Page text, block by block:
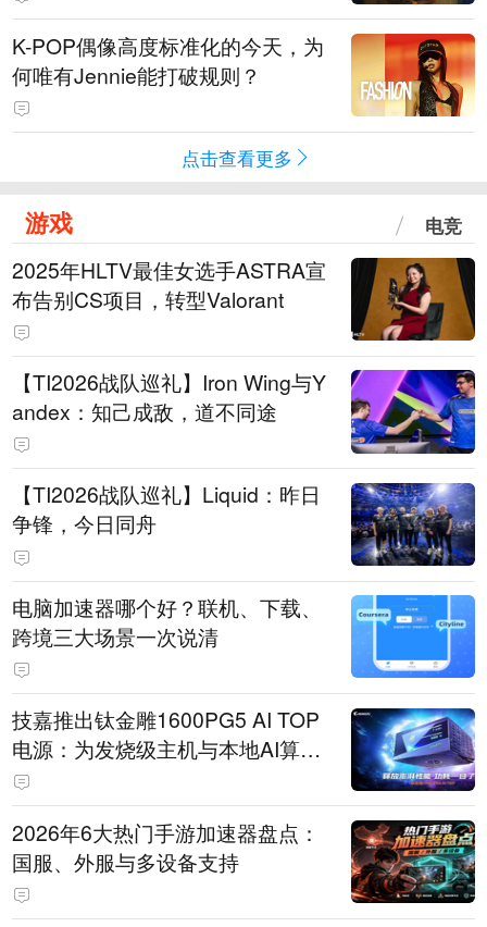
K-POP偶像高度标准化的今天，为
何唯有Jennie能打破规则？
点击查看更多
游戏 电竞
2025年HLTV最佳女选手ASTRA宣
布告别CS项目，转型Valorant
【TI2026战队巡礼】Iron Wing与Y
andex：知己成敌，道不同途
【TI2026战队巡礼】Liquid：昨日
争锋，今日同舟
电脑加速器哪个好？联机、下载、
跨境三大场景一次说清
技嘉推出钛金雕1600PG5 AI TOP
电源：为发烧级主机与本地AI算力
打造旗舰供电方案
2026年6大热门手游加速器盘点：
国服、外服与多设备支持